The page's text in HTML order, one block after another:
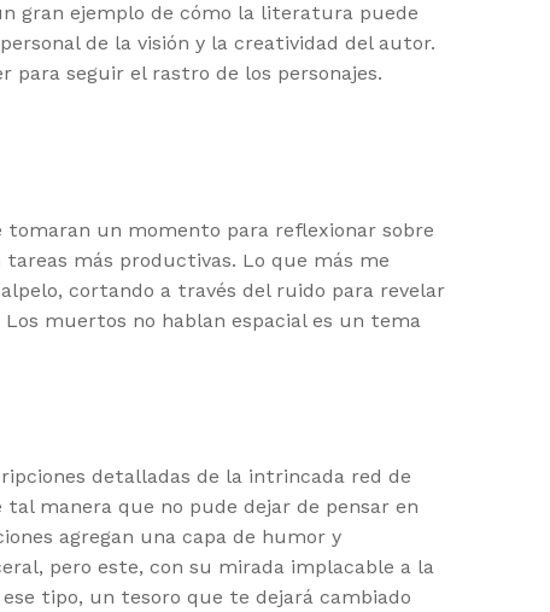
gran ejemplo de cómo la literatura puede
de la visión y la creatividad del autor.
seguir el rastro de los personajes.
tomaran un momento para reflexionar sobre
más productivas. Lo que más me
cortando a través del ruido para revelar
muertos no hablan espacial es un tema
detalladas de la intrincada red de
manera que no pude dejar de pensar en
agregan una capa de humor y
pero este, con su mirada implacable a la
tipo, un tesoro que te dejará cambiado